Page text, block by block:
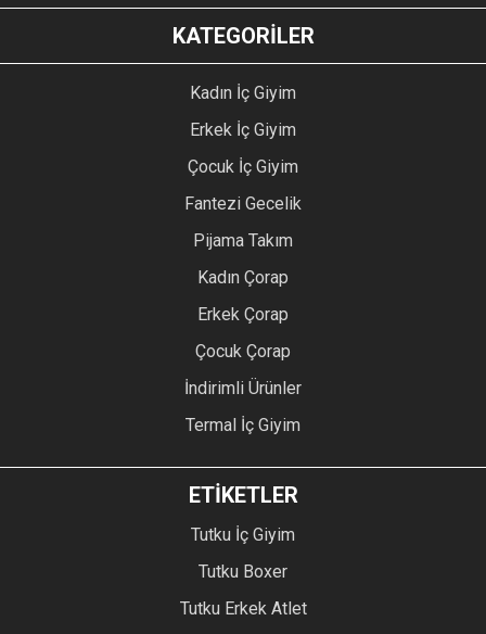
KATEGORİLER
Kadın İç Giyim
Erkek İç Giyim
Çocuk İç Giyim
Fantezi Gecelik
Pijama Takım
Kadın Çorap
Erkek Çorap
Çocuk Çorap
İndirimli Ürünler
Termal İç Giyim
ETİKETLER
Tutku İç Giyim
Tutku Boxer
Tutku Erkek Atlet